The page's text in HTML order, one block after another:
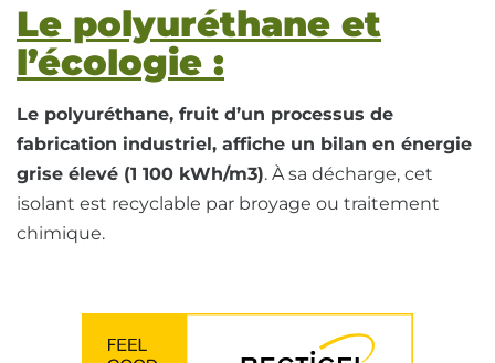
Le polyuréthane et
l’écologie :
Le polyuréthane, fruit d’un processus de
fabrication industriel, affiche un bilan en énergie
grise élevé (1 100 kWh/m3). À sa décharge, cet
isolant est recyclable par broyage ou traitement
chimique.